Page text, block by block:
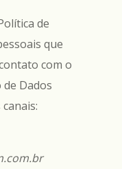
de
que
com o
Dados